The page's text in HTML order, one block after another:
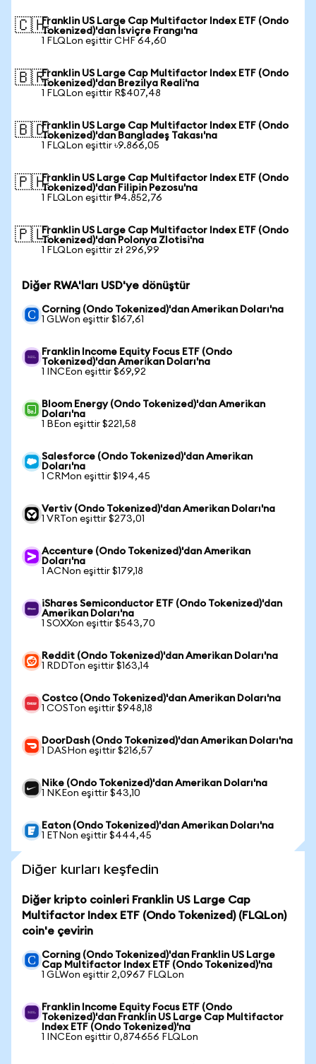
🇨🇭Franklin US Large Cap Multifactor Index ETF (Ondo
Tokenized)'dan İsviçre Frangı'na
1 FLQLon eşittir CHF 64,60
🇧🇷Franklin US Large Cap Multifactor Index ETF (Ondo
Tokenized)'dan Brezilya Reali'na
1 FLQLon eşittir R$407,48
🇧🇩Franklin US Large Cap Multifactor Index ETF (Ondo
Tokenized)'dan Bangladeş Takası'na
1 FLQLon eşittir ৳9.866,05
🇵🇭Franklin US Large Cap Multifactor Index ETF (Ondo
Tokenized)'dan Filipin Pezosu'na
1 FLQLon eşittir ₱4.852,76
🇵🇱Franklin US Large Cap Multifactor Index ETF (Ondo
Tokenized)'dan Polonya Zlotisi'na
1 FLQLon eşittir zł 296,99
Diğer RWA'ları USD'ye dönüştür
Corning (Ondo Tokenized)'dan Amerikan Doları'na
1 GLWon eşittir $167,61
Franklin Income Equity Focus ETF (Ondo
Tokenized)'dan Amerikan Doları'na
1 INCEon eşittir $69,92
Bloom Energy (Ondo Tokenized)'dan Amerikan
Doları'na
1 BEon eşittir $221,58
Salesforce (Ondo Tokenized)'dan Amerikan
Doları'na
1 CRMon eşittir $194,45
Vertiv (Ondo Tokenized)'dan Amerikan Doları'na
1 VRTon eşittir $273,01
Accenture (Ondo Tokenized)'dan Amerikan
Doları'na
1 ACNon eşittir $179,18
iShares Semiconductor ETF (Ondo Tokenized)'dan
Amerikan Doları'na
1 SOXXon eşittir $543,70
Reddit (Ondo Tokenized)'dan Amerikan Doları'na
1 RDDTon eşittir $163,14
Costco (Ondo Tokenized)'dan Amerikan Doları'na
1 COSTon eşittir $948,18
DoorDash (Ondo Tokenized)'dan Amerikan Doları'na
1 DASHon eşittir $216,57
Nike (Ondo Tokenized)'dan Amerikan Doları'na
1 NKEon eşittir $43,10
Eaton (Ondo Tokenized)'dan Amerikan Doları'na
1 ETNon eşittir $444,45
Diğer kurları keşfedin
Diğer kripto coinleri Franklin US Large Cap
Multifactor Index ETF (Ondo Tokenized) (FLQLon)
coin'e çevirin
Corning (Ondo Tokenized)'dan Franklin US Large
Cap Multifactor Index ETF (Ondo Tokenized)'na
1 GLWon eşittir 2,0967 FLQLon
Franklin Income Equity Focus ETF (Ondo
Tokenized)'dan Franklin US Large Cap Multifactor
Index ETF (Ondo Tokenized)'na
1 INCEon eşittir 0,874656 FLQLon